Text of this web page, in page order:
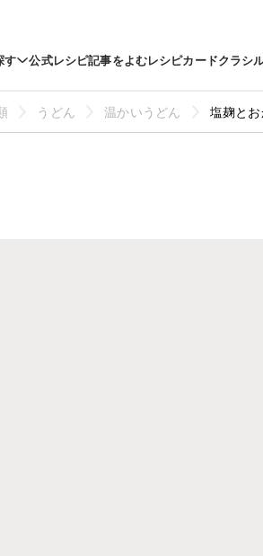
す 公式レシピ記事をよむレシピカードクラシ
うどん 温かいうどん 塩麹と